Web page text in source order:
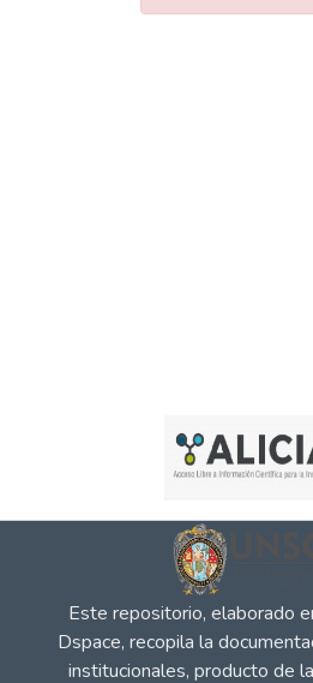
Este repositorio, elaborado
Dspace, recopila la
institucionales, producto de